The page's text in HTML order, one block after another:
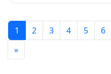
1 2 3 4 5 6
»